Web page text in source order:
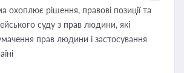
охоплює рішення, правові позиції та
суду з прав людини, які
прав людини і застосування